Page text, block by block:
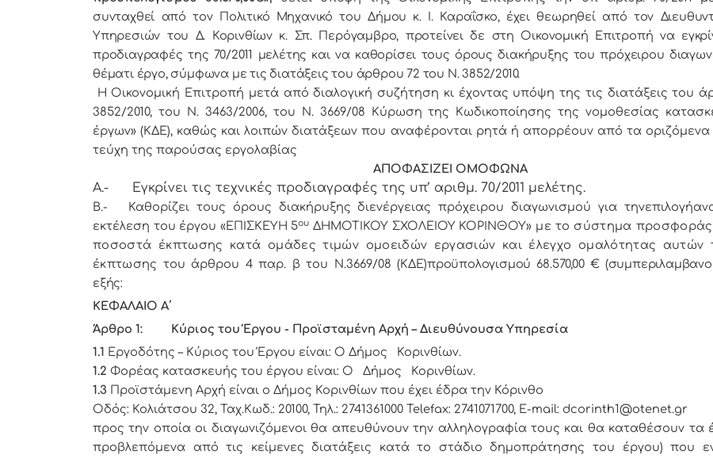
συνταχθεί από τον Πολιτικό Μηχανικό του Δήμου κ. Ι. Καραΐσκο, έχει θεωρηθεί από τον
Υπηρεσιών του Δ. Κορινθίων κ. Σπ. Περόγαμβρο, προτείνει δε στη Οικονομική Επιτροπή να
προδιαγραφές της 70/2011 μελέτης και να καθορίσει τους όρους διακήρυξης του πρόχειρου
θέματι έργο, σύμφωνα με τις διατάξεις του άρθρου 72 του Ν. 3852/2010.
Η Οικονομική Επιτροπή μετά από διαλογική συζήτηση κι έχοντας υπόψη της τις διατάξεις του
3852/2010, του Ν. 3463/2006, του Ν. 3669/08 Κύρωση της Κωδικοποίησης της νομοθεσίας
έργων» (ΚΔΕ), καθώς και λοιπών διατάξεων που αναφέρονται ρητά ή απορρέουν από τα οριζόμενα
τεύχη της παρούσας εργολαβίας
ΑΠΟΦΑΣΙΖΕΙ ΟΜΟΦΩΝΑ
Α.- Εγκρίνει τις τεχνικές προδιαγραφές της υπ’ αριθμ. 70/2011 μελέτης.
Β.- Καθορίζει τους όρους διακήρυξης διενέργειας πρόχειρου διαγωνισμού για
εκτέλεση του έργου «ΕΠΙΣΚΕΥΗ 5ου ΔΗΜΟΤΙΚΟΥ ΣΧΟΛΕΙΟΥ ΚΟΡΙΝΘΟΥ» με το σύστημα προσφοράς
ποσοστά έκπτωσης κατά ομάδες τιμών ομοειδών εργασιών και έλεγχο ομαλότητας αυτών
έκπτωσης του άρθρου 4 παρ. β του Ν.3669/08 (ΚΔΕ)προϋπολογισμού 68.570,00 €
εξής:
ΚΕΦΑΛΑΙΟ Α΄
Άρθρο 1: Κύριος του Έργου - Προϊσταμένη Αρχή – Διευθύνουσα Υπηρεσία
1.1 Εργοδότης – Κύριος του Έργου είναι: Ο Δήμος Κορινθίων.
1.2 Φορέας κατασκευής του έργου είναι: Ο Δήμος Κορινθίων.
1.3 Προϊστάμενη Αρχή είναι ο Δήμος Κορινθίων που έχει έδρα την Κόρινθο
Οδός: Κολιάτσου 32, Ταχ.Κωδ.: 20100, Τηλ.: 2741361000 Telefax: 2741071700, E-mail: dcorinth1@otenet.gr
προς την οποία οι διαγωνιζόμενοι θα απευθύνουν την αλληλογραφία τους και θα καταθέσουν τα
προβλεπόμενα από τις κείμενες διατάξεις κατά το στάδιο δημοπράτησης του έργου) που